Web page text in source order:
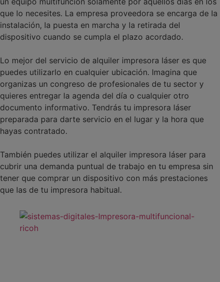
que lo necesites. La empresa proveedora se encarga de la
instalación, la puesta en marcha y la retirada del
dispositivo cuando se cumpla el plazo acordado.
Lo mejor del servicio de alquiler impresora láser es que
puedes utilizarlo en cualquier ubicación. Imagina que
organizas un congreso de profesionales de tu sector y
quieres entregar la agenda del día o cualquier otro
documento informativo. Tendrás tu impresora láser
preparada para darte servicio en el lugar y la hora que
hayas contratado.
También puedes utilizar el alquiler impresora láser para
cubrir una demanda puntual de trabajo en tu empresa sin
tener que comprar un dispositivo con más prestaciones
que las de tu impresora habitual.